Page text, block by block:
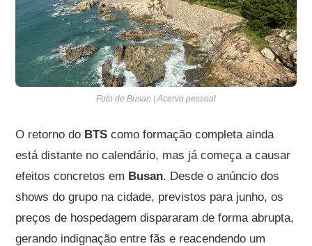
Foto de Busan | Acervo pessoal
O retorno do BTS como formação completa ainda
está distante no calendário, mas já começa a causar
efeitos concretos em Busan. Desde o anúncio dos
shows do grupo na cidade, previstos para junho, os
preços de hospedagem dispararam de forma abrupta,
gerando indignação entre fãs e reacendendo um